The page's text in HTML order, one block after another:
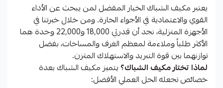
يعتبر مكيف الشباك الخيار المفضل لمن يبحث عن الأداء
القوي والاعتمادية في الأجواء الحارة. ومن خلال خبرتنا في
الأجهزة المنزلية، نجد أن قدرتي 18,000 و22,000 وحدة هما
الأكثر طلباً وملاءمة لمعظم الغرف والمساحات، بفضل
توازنهما بين قوة التبريد والاستهلاك المتزن.
لماذا تختار مكيف الشباك؟ يتميز مكيف الشباك بعدة
خصائص تجعله الحل العملي الأفضل: